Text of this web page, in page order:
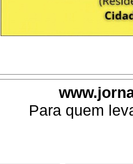
Para quem